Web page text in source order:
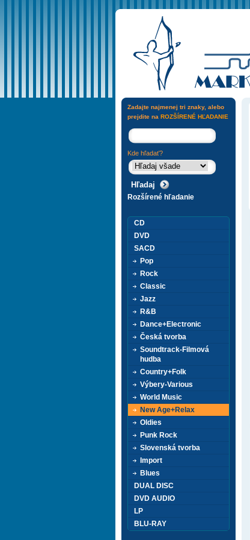
Zadajte najmenej tri znaky, alebo
prejdite na ROZŠÍRENÉ HĽADANIE
Kde hľadať?
Rozšírené hľadanie
CD
DVD
SACD
Pop
Rock
Classic
Jazz
R&B
Dance+Electronic
Česká tvorba
Soundtrack-Filmová
hudba
Country+Folk
Výbery-Various
World Music
New Age+Relax
Oldies
Punk Rock
Slovenská tvorba
Import
Blues
DUAL DISC
DVD AUDIO
LP
BLU-RAY